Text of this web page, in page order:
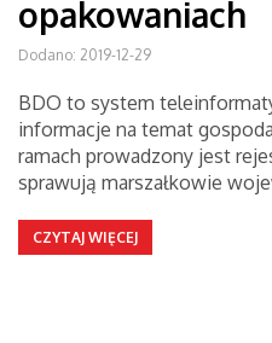
opakowaniach
Dodano: 2019-12-29
BDO to system
informacje na temat
ramach prowadzony jest
sprawują marszałkowie
CZYTAJ WIĘCEJ